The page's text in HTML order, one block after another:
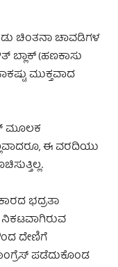
ಚಿಂತನಾ ಚಾವಡಿಗಳ
ಬ್ಲಾಕ್ (ಹಣಕಾಸು
ಮುಕ್ತವಾದ
ಮೂಲಕ
ಈ ವರದಿಯು
ಭದ್ರತಾ
ದೇಣಿಗೆ
ಪಡೆದುಕೊಂಡ